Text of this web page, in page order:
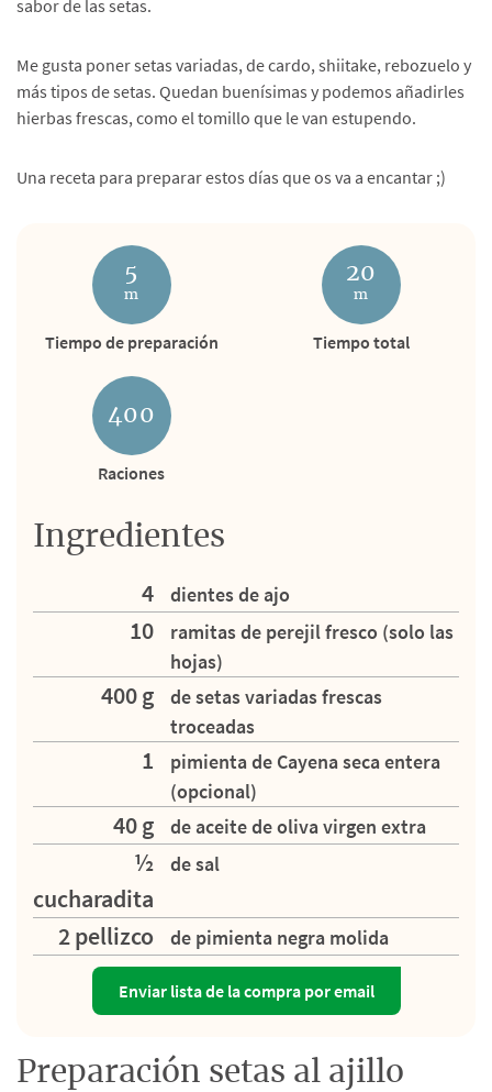
sabor de las setas.
Me gusta poner setas variadas, de cardo, shiitake, rebozuelo y
más tipos de setas. Quedan buenísimas y podemos añadirles
hierbas frescas, como el tomillo que le van estupendo.
Una receta para preparar estos días que os va a encantar ;)
5
m
Tiempo de preparación
20
m
Tiempo total
400
Raciones
Ingredientes
4
dientes de ajo
10
ramitas de perejil fresco (solo las
hojas)
400 g
de setas variadas frescas
troceadas
1
pimienta de Cayena seca entera
(opcional)
40 g de aceite de oliva virgen extra
½
cucharadita
de sal
2 pellizco de pimienta negra molida
Enviar lista de la compra por email
Preparación setas al ajillo